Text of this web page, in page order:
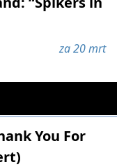
za 20 mrt
You For